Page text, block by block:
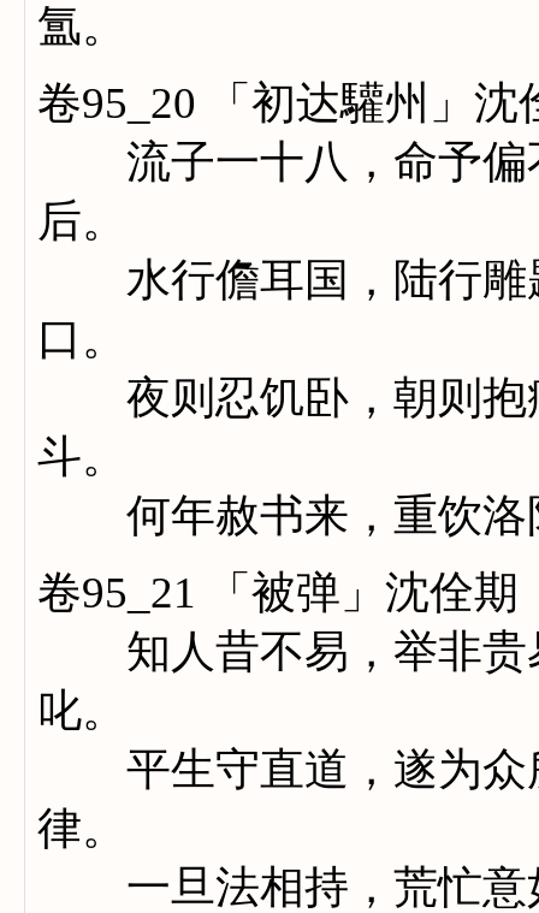
氲。
卷95_20 「初达驩州」沈
流子一十八，命予偏
后。
水行儋耳国，陆行雕
口。
夜则忍饥卧，朝则抱
斗。
何年赦书来，重饮洛
卷95_21 「被弹」沈佺期
知人昔不易，举非贵
叱。
平生守直道，遂为众
律。
一旦法相持，荒忙意